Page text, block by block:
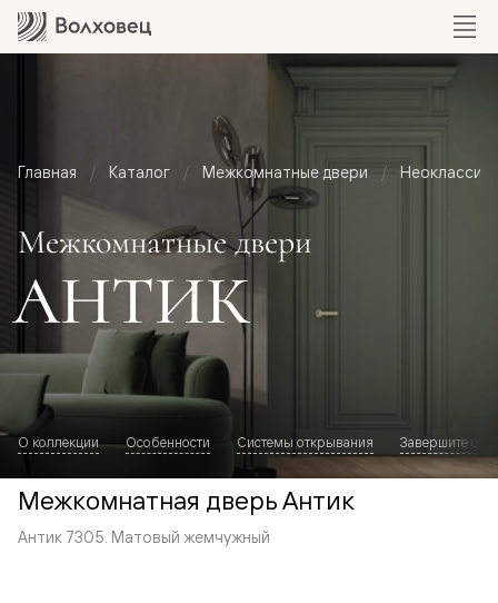
Главная Каталог Межкомнатные двери Неоклассика
Межкомнатные двери
АНТИК
О коллекции Особенности Системы открывания Завершите
Межкомнатная дверь Антик
Антик 7305. Матовый жемчужный